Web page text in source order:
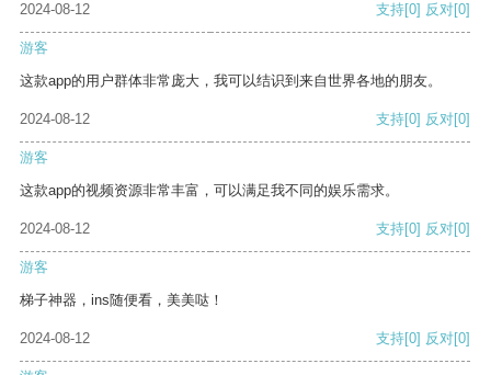
2024-08-12 支持[0] 反对[0]
游客
这款app的用户群体非常庞大，我可以结识到来自世界各地的朋友。
2024-08-12 支持[0] 反对[0]
游客
这款app的视频资源非常丰富，可以满足我不同的娱乐需求。
2024-08-12 支持[0] 反对[0]
游客
梯子神器，ins随便看，美美哒！
2024-08-12 支持[0] 反对[0]